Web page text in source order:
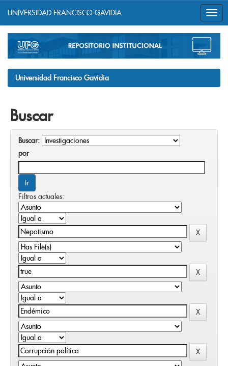
navigation
UNIVERSIDAD FRANCISCO GAVIDIA
Universidad Francisco Gavidia
Buscar
Buscar:
por
Filtros actuales: